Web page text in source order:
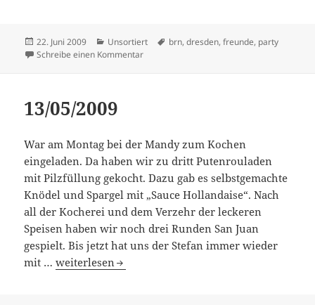
Veröffentlicht
am
22. Juni 2009 Kategorien
Unsortiert Schlagwörter
brn,dresden,freunde, party
Schreibe einen Kommentarzu 20/06/2009
13/05/2009
War am Montag bei der Mandy zum Kochen
eingeladen. Da haben wir zu dritt Putenrouladen
mit Pilzfüllung gekocht. Dazu gab es selbstgemachte
Knödel und Spargel mit „Sauce Hollandaise“. Nach
all der Kocherei und dem Verzehr der leckeren
Speisen haben wir noch drei Runden San Juan
gespielt. Bis jetzt hat uns der Stefan immer wieder
mit …13/05/2009
weiterlesen